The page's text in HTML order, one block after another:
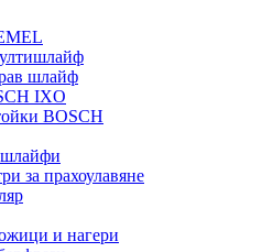
шлайф
IXO
BOSCH
за прахоулавяне
и нагери